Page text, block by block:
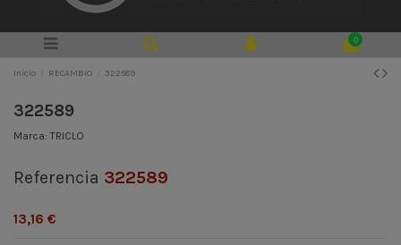
0
Inicio RECAMBIO 322589
322589
Marca: TRICLO
Referencia 322589
13,16 €